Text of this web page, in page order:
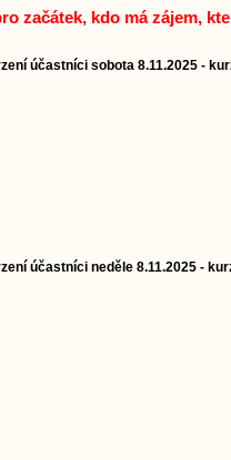
začátek, kdo má zájem,
účastníci sobota 8.11.2025 -
účastníci neděle 8.11.2025 -